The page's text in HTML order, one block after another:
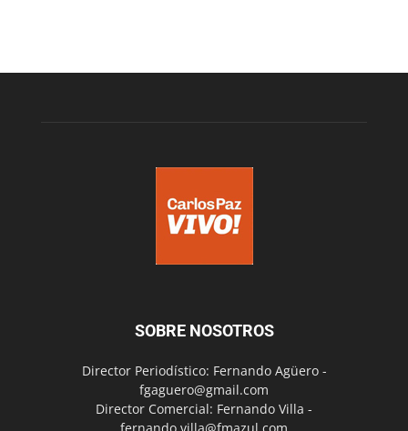
SOBRE NOSOTROS
Director Periodístico: Fernando Agüero -
fgaguero@gmail.com
Director Comercial: Fernando Villa -